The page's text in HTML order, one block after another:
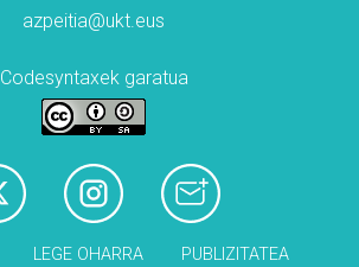
azpeitia@ukt.eus
Codesyntaxek garatua
LEGE OHARRA PUBLIZITATEA